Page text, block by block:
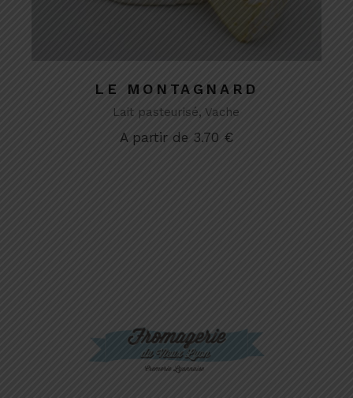
LE MONTAGNARD
Lait pasteurisé Vache
A partir de 3.70 €